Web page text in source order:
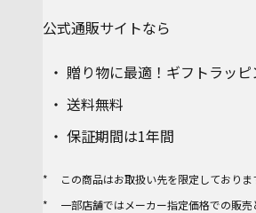
公式通販サイトなら
贈り物に最適！ギフトラッピ
送料無料
保証期間は1年間
この商品はお取扱い先を限定しておりま
一部店舗ではメーカー指定価格での販売